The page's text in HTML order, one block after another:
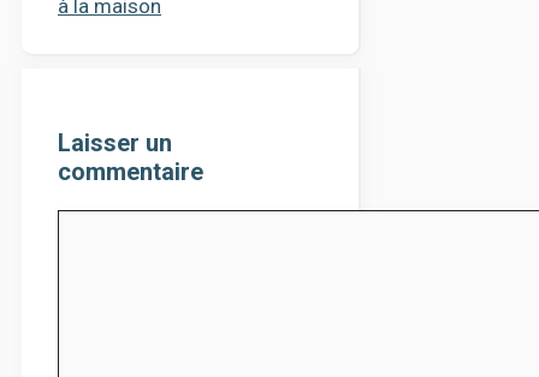
à la maison
Laisser un
commentaire